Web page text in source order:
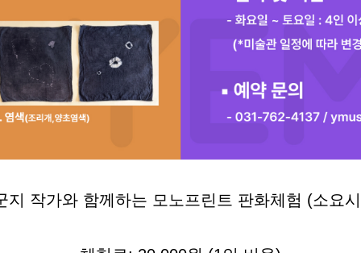
지 작가와 함께하는 모노프린트 판화체험 (소요